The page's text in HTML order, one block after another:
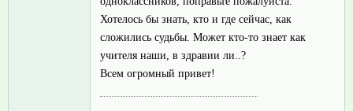
Хотелось бы знать, кто и где сейчас, как
сложились судьбы. Может кто-то знает как
учителя наши, в здравии ли..?
Всем огромный привет!